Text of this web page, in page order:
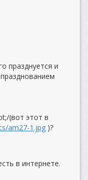
празднуется и
(вот этот в
am27-1.jpg )?
в интернете.